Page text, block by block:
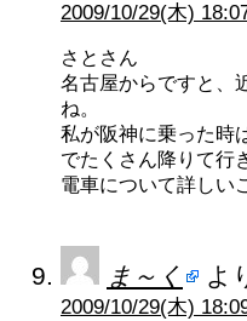
2009/10/29(木)
さとさん
名古屋からですと、
ね。
私が阪神に乗った時
でたくさん降りて行
電車について詳しい
ま～く よ
2009/10/29(木)